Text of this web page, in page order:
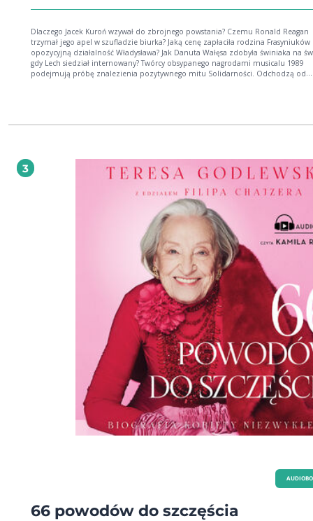
Dlaczego Jacek Kuroń wzywał do zbrojnego powstania? Czemu Ronald Reagan
trzymał jego apel w szufladzie biurka? Jaką cenę zapłaciła rodzina Frasyniuków
opozycyjną działalność Władysława? Jak Danuta Wałęsa zdobyła świniaka na
gdy Lech siedział internowany? Twórcy obsypanego nagrodami musicalu 1989
podejmują próbę znalezienia pozytywnego mitu Solidarności. Odchodzą od
narracji) pozwala przerzucić międzypokoleniowy most między generacją
3
66 powodów do szczęścia